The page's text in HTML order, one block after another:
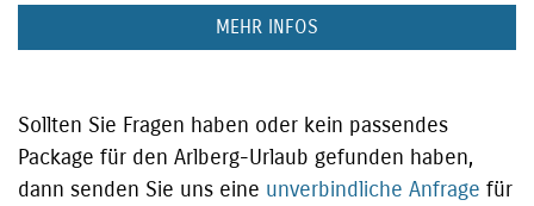
MEHR INFOS
Sollten Sie Fragen haben oder kein passendes
Package für den Arlberg-Urlaub gefunden haben,
dann senden Sie uns eine unverbindliche Anfrage für